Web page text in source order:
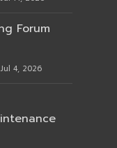
Forum
4, 2026